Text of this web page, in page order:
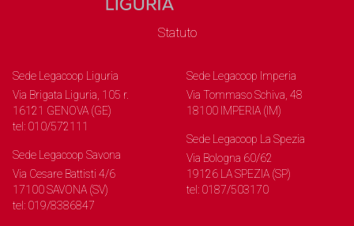
Statuto
Sede Legacoop Liguria
Via Brigata Liguria, 105 r.
16121 GENOVA (GE)
tel: 010/572111
Sede Legacoop Savona
Via Cesare Battisti 4/6
17100 SAVONA (SV)
tel: 019/8386847
Sede Legacoop Imperia
Via Tommaso Schiva, 48
18100 IMPERIA (IM)
Sede Legacoop La Spezia
Via Bologna 60/62
19126 LA SPEZIA (SP)
tel: 0187/503170